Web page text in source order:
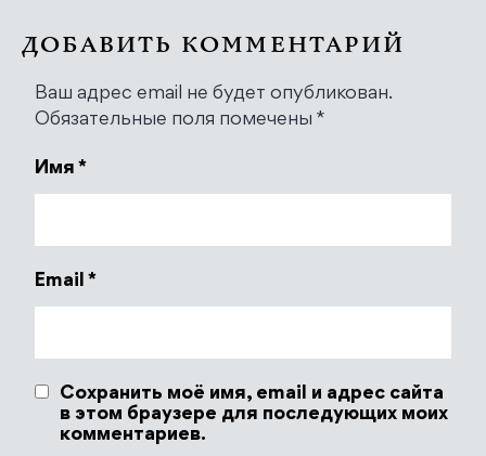
ДОБАВИТЬ КОММЕНТАРИЙ
Ваш адрес email не будет опубликован.
Обязательные поля помечены *
Имя *
Email *
Сохранить моё имя, email и адрес сайта
в этом браузере для последующих моих
комментариев.